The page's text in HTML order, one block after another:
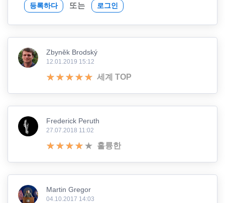
등록하다 또는 로그인
Zbyněk Brodský
12.01.2019 15:12
세계 TOP
Frederick Peruth
27.07.2018 11:02
훌륭한
Martin Gregor
04.10.2017 14:03